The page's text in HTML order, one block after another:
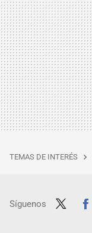
TEMAS DE INTERÉS
Síguenos